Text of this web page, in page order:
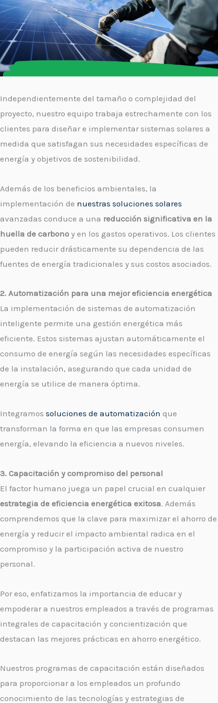
Independientemente del tamaño o complejidad del
proyecto, nuestro equipo trabaja estrechamente con los
clientes para diseñar e implementar sistemas solares a
medida que satisfagan sus necesidades específicas de
energía y objetivos de sostenibilidad.
Además de los beneficios ambientales, la
implementación de nuestras soluciones solares
avanzadas conduce a una reducción significativa en la
huella de carbono y en los gastos operativos. Los clientes
pueden reducir drásticamente su dependencia de las
fuentes de energía tradicionales y sus costos asociados.
2. Automatización para una mejor eficiencia energética
La implementación de sistemas de automatización
inteligente permite una gestión energética más
eficiente. Estos sistemas ajustan automáticamente el
consumo de energía según las necesidades específicas
de la instalación, asegurando que cada unidad de
energía se utilice de manera óptima.
Integramos soluciones de automatización que
transforman la forma en que las empresas consumen
energía, elevando la eficiencia a nuevos niveles.
3. Capacitación y compromiso del personal
El factor humano juega un papel crucial en cualquier
estrategia de eficiencia energética exitosa. Además
comprendemos que la clave para maximizar el ahorro de
energía y reducir el impacto ambiental radica en el
compromiso y la participación activa de nuestro
personal.
Por eso, enfatizamos la importancia de educar y
empoderar a nuestros empleados a través de programas
integrales de capacitación y concientización que
destacan las mejores prácticas en ahorro energético.
Nuestros programas de capacitación están diseñados
para proporcionar a los empleados un profundo
conocimiento de las tecnologías y estrategias de